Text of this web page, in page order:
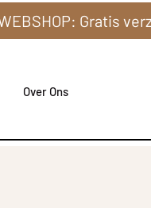
Over Ons